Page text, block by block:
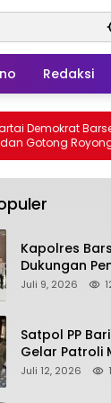
Redaksi
Gelar
di
Kapolres
Dukungan
Juli 9, 2026
Satpol PP
Gelar Patroli
Tindak Lanjuti
Juli 12, 2026